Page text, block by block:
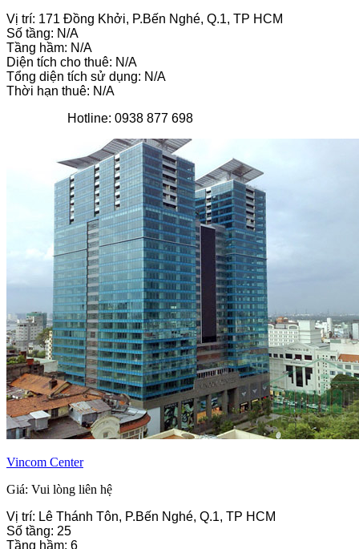
Vị trí: 171 Đồng Khởi, P.Bến Nghé, Q.1, TP HCM
Số tầng: N/A
Tầng hầm: N/A
Diện tích cho thuê: N/A
Tổng diện tích sử dụng: N/A
Thời hạn thuê: N/A
Hotline: 0938 877 698
Vincom Center
Giá: Vui lòng liên hệ
Vị trí: Lê Thánh Tôn, P.Bến Nghé, Q.1, TP HCM
Số tầng: 25
Tầng hầm: 6